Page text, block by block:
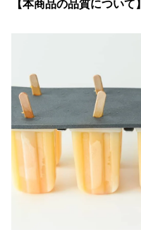
【本商品の品質について】